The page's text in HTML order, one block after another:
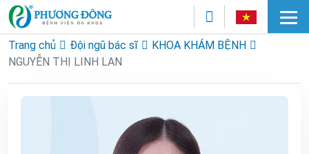
Trang chủ Đội ngũ bác sĩ
KHOA KHÁM BỆNH
NGUYỄN THỊ LINH LAN